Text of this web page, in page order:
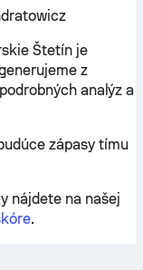
Štetín je
z
analýz a
zápasy tímu
nájdete na našej
.